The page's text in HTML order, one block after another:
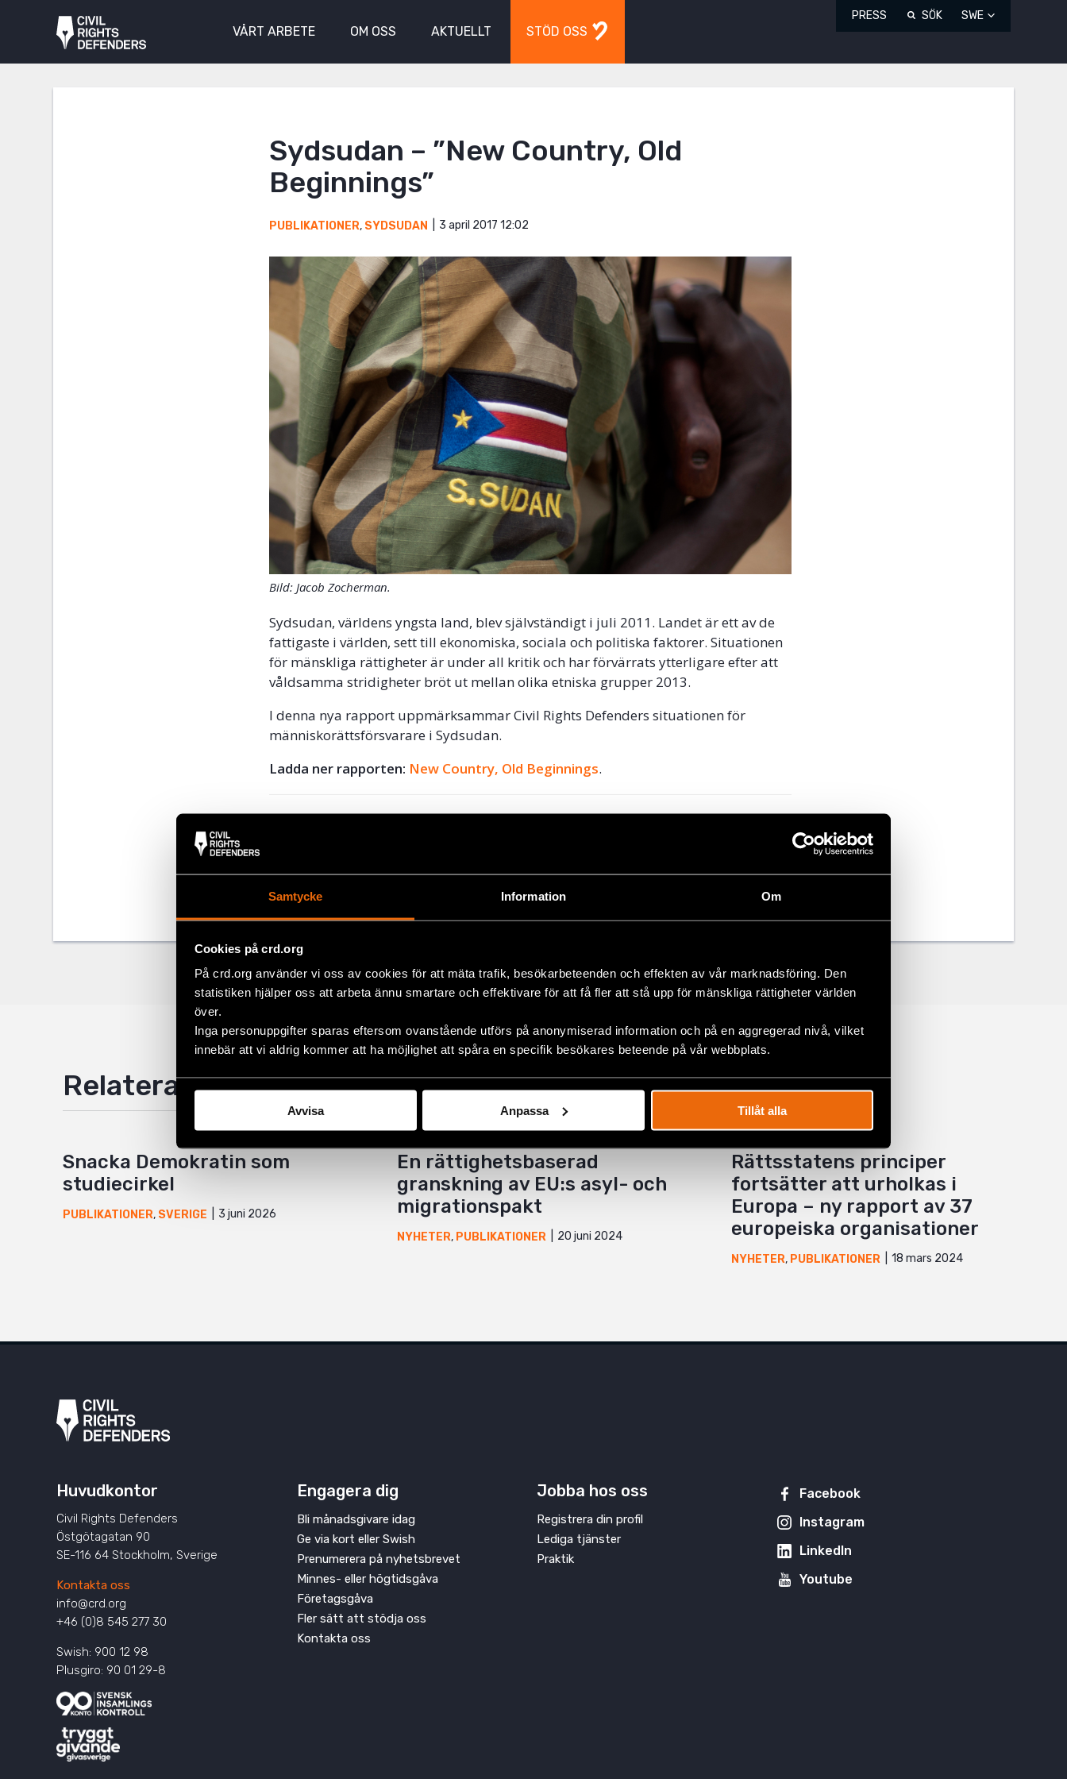
Samtycke Information Om
Cookies på crd.org
På crd.org använder vi oss av cookies för att mäta trafik, besökarbeteenden och effekten av vår marknadsföring. Den
statistiken hjälper oss att arbeta ännu smartare och effektivare för att få fler att stå upp för mänskliga rättigheter världen
över.
Inga personuppgifter sparas eftersom ovanstående utförs på anonymiserad information och på en aggregerad nivå, vilket
innebär att vi aldrig kommer att ha möjlighet att spåra en specifik besökares beteende på vår webbplats.
Avvisa Anpassa Tillåt alla
VÅRT ARBETE OM OSS AKTUELLT STÖD OSS
PRESS SÖK SWE
Sydsudan – ”New Country, Old
Beginnings”
PUBLIKATIONER, SYDSUDAN 3 april 2017 12:02
Bild: Jacob Zocherman.
Sydsudan, världens yngsta land, blev självständigt i juli 2011. Landet är ett av de
fattigaste i världen, sett till ekonomiska, sociala och politiska faktorer. Situationen
för mänskliga rättigheter är under all kritik och har förvärrats ytterligare efter att
våldsamma stridigheter bröt ut mellan olika etniska grupper 2013.
I denna nya rapport uppmärksammar Civil Rights Defenders situationen för
människorättsförsvarare i Sydsudan.
Ladda ner rapporten: New Country, Old Beginnings.
Dela
Google+
Mail
Relaterade artiklar
Snacka Demokratin som
studiecirkel
PUBLIKATIONER, SVERIGE 3 juni 2026
En rättighetsbaserad
granskning av EU:s asyl- och
migrationspakt
NYHETER, PUBLIKATIONER 20 juni 2024
Rättsstatens principer
fortsätter att urholkas i
Europa – ny rapport av 37
europeiska organisationer
NYHETER, PUBLIKATIONER 18 mars 2024
Huvudkontor
Civil Rights Defenders
Östgötagatan 90
SE-116 64 Stockholm, Sverige
Kontakta oss
info@crd.org
+46 (0)8 545 277 30
Swish: 900 12 98
Plusgiro: 90 01 29-8
Engagera dig
Bli månadsgivare idag
Ge via kort eller Swish
Prenumerera på nyhetsbrevet
Minnes- eller högtidsgåva
Företagsgåva
Fler sätt att stödja oss
Kontakta oss
Jobba hos oss
Registrera din profil
Lediga tjänster
Praktik
Facebook
Instagram
LinkedIn
Youtube